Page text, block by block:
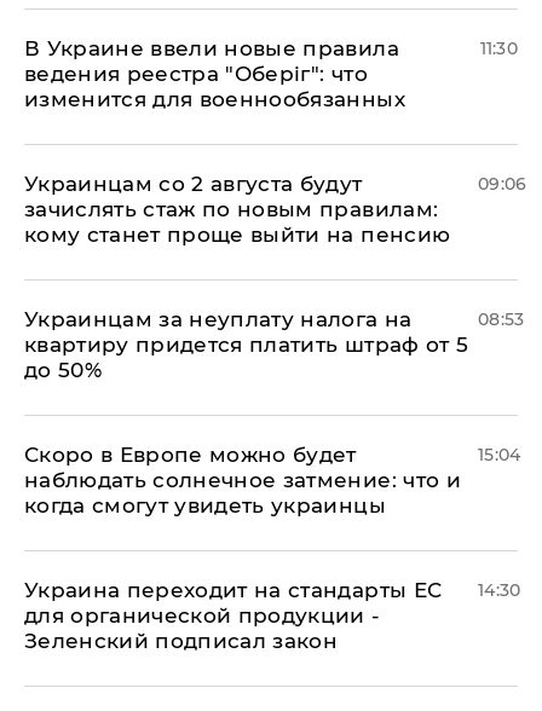
В Украине ввели новые правила
ведения реестра "Оберіг": что
изменится для военнообязанных
11:30
Украинцам со 2 августа будут
зачислять стаж по новым правилам:
кому станет проще выйти на пенсию
09:06
Украинцам за неуплату налога на
квартиру придется платить штраф от 5
до 50%
08:53
Скоро в Европе можно будет
наблюдать солнечное затмение: что и
когда смогут увидеть украинцы
15:04
Украина переходит на стандарты ЕС
для органической продукции -
Зеленский подписал закон
14:30